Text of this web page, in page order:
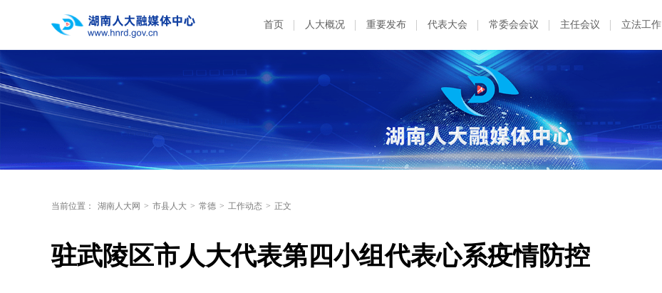
首页 人大概况 重要发布 代表大会 常委会会议 主任会议 立法工作
当前位置： 湖南人大网 > 市县人大 > 常德 > 工作动态 > 正文
驻武陵区市人大代表第四小组代表心系疫情防控